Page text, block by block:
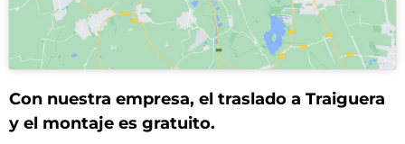
Con nuestra empresa, el traslado a Traiguera
y el montaje es gratuito.